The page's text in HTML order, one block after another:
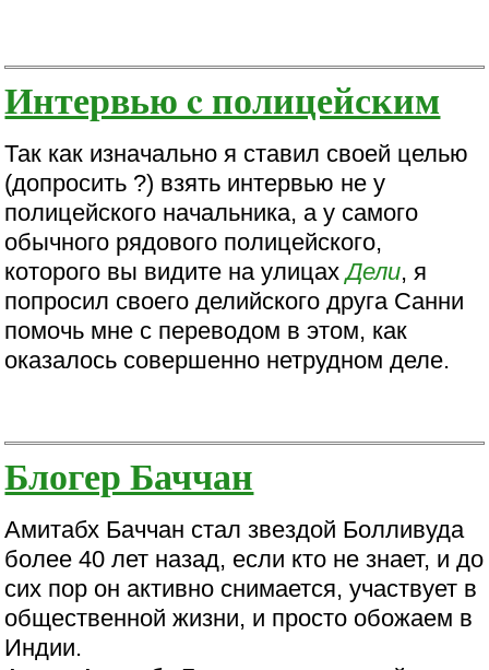
Интервью c полицейским
Так как изначально я ставил своей целью
(допросить ?) взять интервью не у
полицейского начальника, а у самого
обычного рядового полицейского,
которого вы видите на улицахДели, я
попросил своего делийского друга Санни
помочь мне с переводом в этом, как
оказалось совершенно нетрудном деле.
Блогер Баччан
Амитабх Баччан стал звездой Болливуда
более 40 лет назад, если кто не знает, и до
сих пор он активно снимается, участвует в
общественной жизни, и просто обожаем в
Индии.